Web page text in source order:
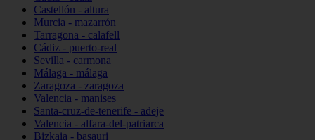
Castellón - altura
Murcia - mazarrón
Tarragona - calafell
Cádiz - puerto-real
Sevilla - carmona
Málaga - málaga
Zaragoza - zaragoza
Valencia - manises
Santa-cruz-de-tenerife - adeje
Valencia - alfara-del-patriarca
Bizkaia - basauri